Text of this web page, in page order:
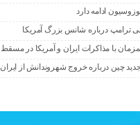
ادامه دارد
ترامپ درباره شانس بزرگ آمریکا
با مذاکرات ایران و آمریکا در مسقط
چین درباره خروج شهروندانش از ایران